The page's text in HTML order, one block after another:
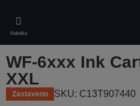
main
content
Nabídka
WF-6xxx Ink
XXL
Zastaveno SKU: C13T907440